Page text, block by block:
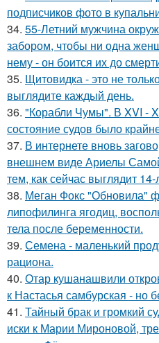
подписчиков фото в
34. 55-Летний мужчина
забором, чтобы ни одна
нему - он боится их до
35. Щитовидка - это не
выглядите каждый день.
36. "Корабли Чумы". В XVI -
состояние судов было
37. В интернете вновь
внешнем виде Ариелы
тем, как сейчас выглядит
38. Меган Фокс "Обновила"
липофилинга ягодиц,
тела после беременности.
39. Семена - маленький
рациона.
40. Отар кушанашвили
к Настасья самбурская - но
41. Тайный брак и громкий
иски к Марии Мироновой,